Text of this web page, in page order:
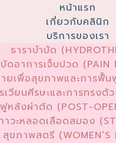
หน้าแรก
เกี่ยวกับคลินิก
บริการของเรา
ธาราบำบัด
ดอาการเจ็บปวด (PAIN
ยเพื่อสุขภาพและการฟื้น
วียนศีรษะและการทรงตั
หลังผ่าตัด (POST-
วะหลอดเลือดสมอง
สุขภาพสตรี (WOMEN’S